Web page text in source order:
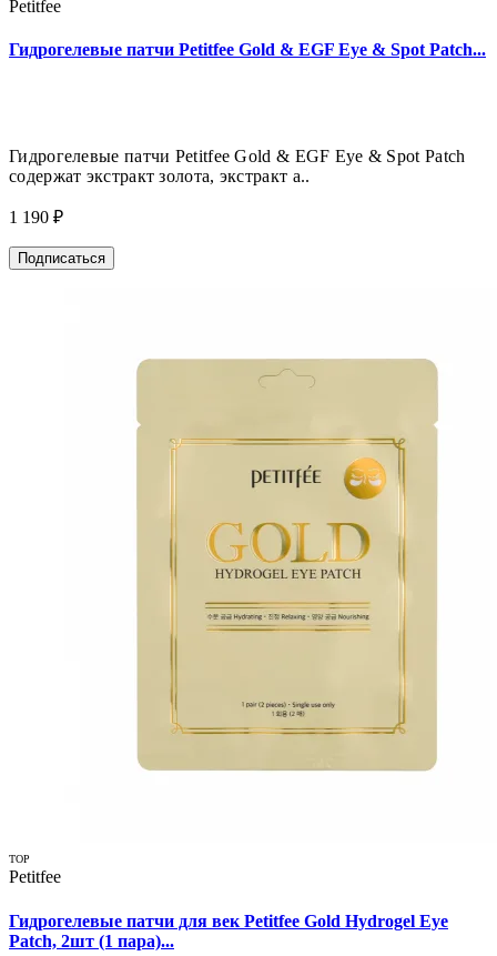
Petitfee
Гидрогелевые патчи Petitfee Gold & EGF Eye & Spot Patch...
Гидрогелевые патчи Petitfee Gold & EGF Eye & Spot Patch
содержат экстракт золота, экстракт а..
1 190 ₽
Подписаться
TOP
Petitfee
Гидрогелевые патчи для век Petitfee Gold Hydrogel Eye
Patch, 2шт (1 пара)...